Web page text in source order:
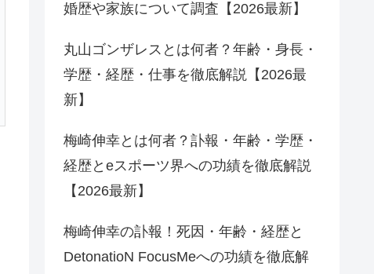
婚歴や家族について調査【2026最新】
丸山ゴンザレスとは何者？年齢・身長・
学歴・経歴・仕事を徹底解説【2026最
新】
梅崎伸幸とは何者？訃報・年齢・学歴・
経歴とeスポーツ界への功績を徹底解説
【2026最新】
梅崎伸幸の訃報！死因・年齢・経歴と
DetonatioN FocusMeへの功績を徹底解